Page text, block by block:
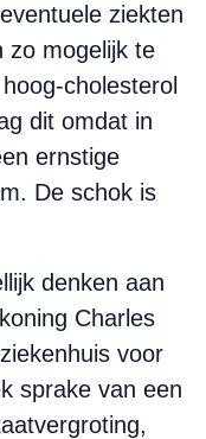
ziekten
zo mogelijk te
cholesterol
dit omdat in
ernstige
De schok is
denken aan
Charles
voor
sprake van een